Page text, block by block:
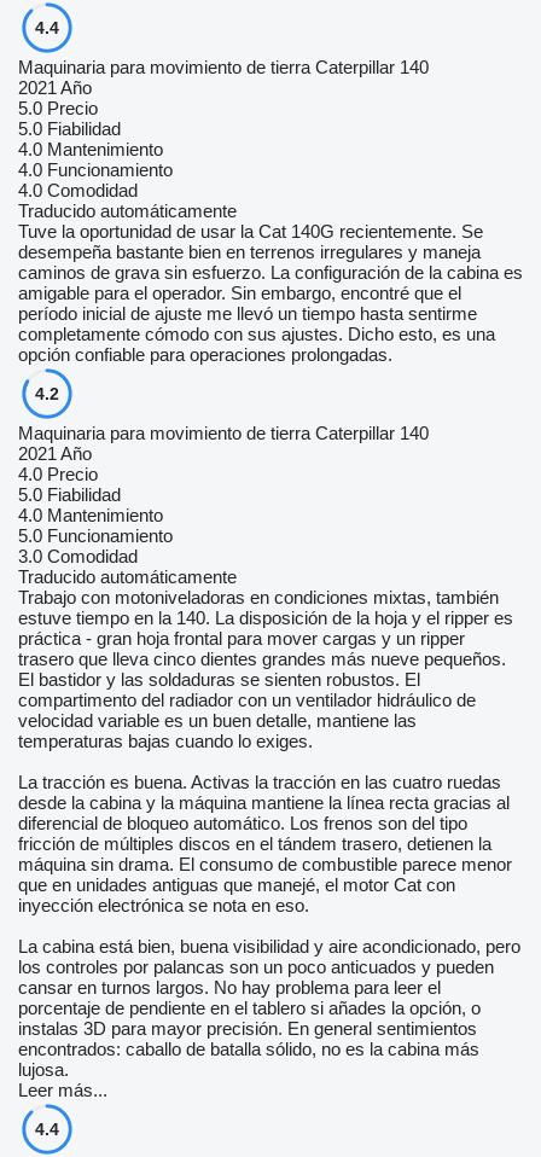
4.4
Maquinaria para movimiento de tierra Caterpillar 140
2021 Año
5.0 Precio
5.0 Fiabilidad
4.0 Mantenimiento
4.0 Funcionamiento
4.0 Comodidad
Traducido automáticamente
Tuve la oportunidad de usar la Cat 140G recientemente. Se
desempeña bastante bien en terrenos irregulares y maneja
caminos de grava sin esfuerzo. La configuración de la cabina es
amigable para el operador. Sin embargo, encontré que el
período inicial de ajuste me llevó un tiempo hasta sentirme
completamente cómodo con sus ajustes. Dicho esto, es una
opción confiable para operaciones prolongadas.
4.2
Maquinaria para movimiento de tierra Caterpillar 140
2021 Año
4.0 Precio
5.0 Fiabilidad
4.0 Mantenimiento
5.0 Funcionamiento
3.0 Comodidad
Traducido automáticamente
Trabajo con motoniveladoras en condiciones mixtas, también
estuve tiempo en la 140. La disposición de la hoja y el ripper es
práctica - gran hoja frontal para mover cargas y un ripper
trasero que lleva cinco dientes grandes más nueve pequeños.
El bastidor y las soldaduras se sienten robustos. El
compartimento del radiador con un ventilador hidráulico de
velocidad variable es un buen detalle, mantiene las
temperaturas bajas cuando lo exiges.
La tracción es buena. Activas la tracción en las cuatro ruedas
desde la cabina y la máquina mantiene la línea recta gracias al
diferencial de bloqueo automático. Los frenos son del tipo
fricción de múltiples discos en el tándem trasero, detienen la
máquina sin drama. El consumo de combustible parece menor
que en unidades antiguas que manejé, el motor Cat con
inyección electrónica se nota en eso.
La cabina está bien, buena visibilidad y aire acondicionado, pero
los controles por palancas son un poco anticuados y pueden
cansar en turnos largos. No hay problema para leer el
porcentaje de pendiente en el tablero si añades la opción, o
instalas 3D para mayor precisión. En general sentimientos
encontrados: caballo de batalla sólido, no es la cabina más
lujosa.
Leer más...
4.4